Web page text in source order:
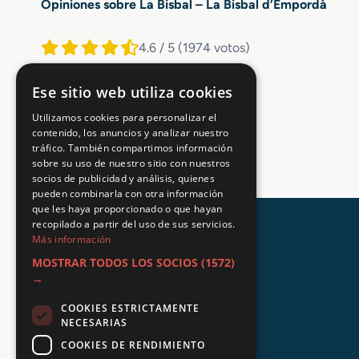
Opiniones sobre La Bisbal – La Bisbal d’Empordà
4.6 / 5 (1974 votos)
+34 648 403 873
Ese sitio web utiliza cookies
Utilizamos cookies para personalizar el
contenido, los anuncios y analizar nuestro
tráfico. También compartimos información
sobre su uso de nuestro sitio con nuestros
socios de publicidad y análisis, quienes
pueden combinarla con otra información
que les haya proporcionado o que hayan
recopilado a partir del uso de sus servicios.
Más información
MOSTRAR TODOS LOS SOCIOS (1572)
→
COOKIES ESTRICTAMENTE
NECESARIAS
COOKIES DE RENDIMIENTO